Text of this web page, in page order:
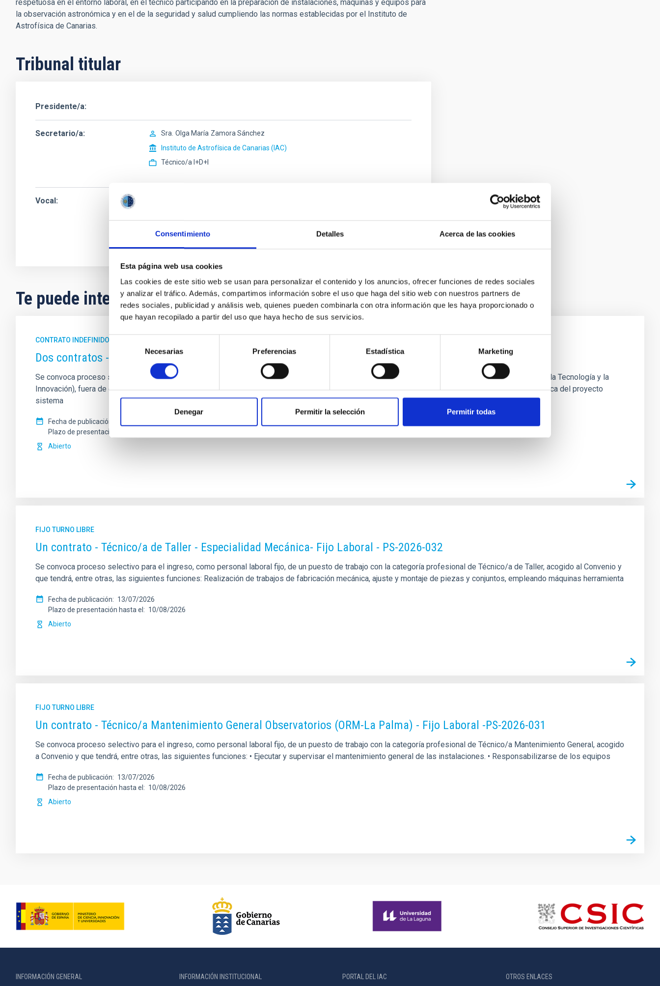
Consentimiento Detalles Acerca de las cookies
Esta página web usa cookies
Las cookies de este sitio web se usan para personalizar el contenido y los anuncios, ofrecer funciones de redes sociales
y analizar el tráfico. Además, compartimos información sobre el uso que haga del sitio web con nuestros partners de
redes sociales, publicidad y análisis web, quienes pueden combinarla con otra información que les haya proporcionado o
que hayan recopilado a partir del uso que haya hecho de sus servicios.
Selección
consentimiento
Necesarias Preferencias Estadística Marketing
Denegar Permitir la selección Permitir todas
respetuosa en el entorno laboral, en el técnico participando en la preparación de instalaciones, máquinas y equipos para
la observación astronómica y en el de la seguridad y salud cumpliendo las normas establecidas por el Instituto de
Astrofísica de Canarias.
Tribunal titular
Presidente/a
Secretario/a Sra. Olga María Zamora Sánchez
Instituto de Astrofísica de Canarias (IAC)
Técnico/a I+D+I
Vocal
Técnico/a I+D+I
Te puede interesar
CONTRATO INDEFINIDO
Dos contratos - Ingeniería Especialidad Mecánica- GTCAO.PS-2026-057
Se convoca proceso selectivo para formalizar un contrato laboral de duración indefinida (Artículo 23bis de la Ley 14/2011, de 1 de junio, de la Ciencia, la Tecnología y la
Innovación), fuera de convenio, por el sistema general de acceso libre y que tendrá, entre otras, las siguientes funciones: Dentro del equipo de mecánica del proyecto
sistema
Fecha de publicación
Plazo de presentación hasta el
Abierto
FIJO TURNO LIBRE
Un contrato - Técnico/a de Taller - Especialidad Mecánica- Fijo Laboral - PS-2026-032
Se convoca proceso selectivo para el ingreso, como personal laboral fijo, de un puesto de trabajo con la categoría profesional de Técnico/a de Taller, acogido al Convenio y
que tendrá, entre otras, las siguientes funciones: Realización de trabajos de fabricación mecánica, ajuste y montaje de piezas y conjuntos, empleando máquinas herramienta
Fecha de publicación
13/07/2026
Plazo de presentación hasta el
10/08/2026
Abierto
FIJO TURNO LIBRE
Un contrato - Técnico/a Mantenimiento General Observatorios (ORM-La Palma) - Fijo Laboral -PS-2026-031
Se convoca proceso selectivo para el ingreso, como personal laboral fijo, de un puesto de trabajo con la categoría profesional de Técnico/a Mantenimiento General, acogido
a Convenio y que tendrá, entre otras, las siguientes funciones: • Ejecutar y supervisar el mantenimiento general de las instalaciones. • Responsabilizarse de los equipos
Fecha de publicación
13/07/2026
Plazo de presentación hasta el
10/08/2026
Abierto
INFORMACIÓN GENERAL INFORMACIÓN INSTITUCIONAL PORTAL DEL IAC OTROS ENLACES